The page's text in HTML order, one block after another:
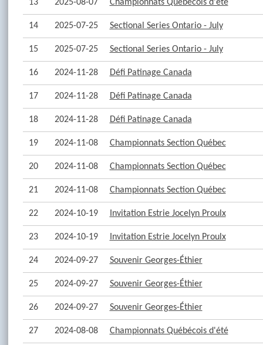
13 2025-08-07 Championnats Québécois d'été
14 2025-07-25 Sectional Series Ontario - July
15 2025-07-25 Sectional Series Ontario - July
16 2024-11-28 Défi Patinage Canada
17 2024-11-28 Défi Patinage Canada
18 2024-11-28 Défi Patinage Canada
19 2024-11-08 Championnats Section Québec
20 2024-11-08 Championnats Section Québec
21 2024-11-08 Championnats Section Québec
22 2024-10-19 Invitation Estrie Jocelyn Proulx
23 2024-10-19 Invitation Estrie Jocelyn Proulx
24 2024-09-27 Souvenir Georges-Éthier
25 2024-09-27 Souvenir Georges-Éthier
26 2024-09-27 Souvenir Georges-Éthier
27 2024-08-08 Championnats Québécois d'été